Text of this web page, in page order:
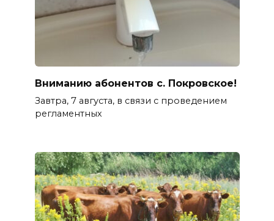
Вниманию абонентов с. Покровское!
Завтра, 7 августа, в связи с проведением
регламентных